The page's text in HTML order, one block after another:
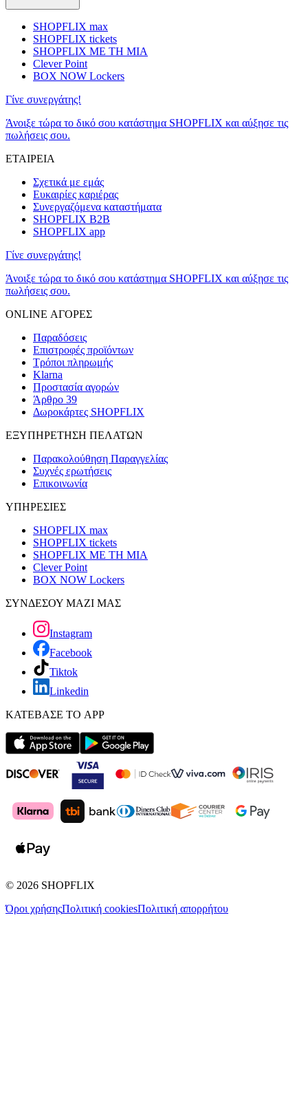
SHOPFLIX max
SHOPFLIX tickets
SHOPFLIX ΜΕ ΤΗ ΜΙΑ
Clever Point
BOX NOW Lockers
Γίνε συνεργάτης!
Άνοιξε τώρα το δικό σου κατάστημα SHOPFLIX και αύξησε τις
πωλήσεις σου.
ΕΤΑΙΡΕΙΑ
Σχετικά με εμάς
Ευκαιρίες καριέρας
Συνεργαζόμενα καταστήματα
SHOPFLIX B2B
SHOPFLIX app
Γίνε συνεργάτης!
Άνοιξε τώρα το δικό σου κατάστημα SHOPFLIX και αύξησε τις
πωλήσεις σου.
ONLINE ΑΓΟΡΕΣ
Παραδόσεις
Επιστροφές προϊόντων
Τρόποι πληρωμής
Klarna
Προστασία αγορών
Άρθρο 39
Δωροκάρτες SHOPFLIX
ΕΞΥΠΗΡΕΤΗΣΗ ΠΕΛΑΤΩΝ
Παρακολούθηση Παραγγελίας
Συχνές ερωτήσεις
Επικοινωνία
ΥΠΗΡΕΣΙΕΣ
SHOPFLIX max
SHOPFLIX tickets
SHOPFLIX ΜΕ ΤΗ ΜΙΑ
Clever Point
BOX NOW Lockers
ΣΥΝΔΕΣΟΥ ΜΑΖΙ ΜΑΣ
Instagram
Facebook
Tiktok
Linkedin
ΚΑΤΕΒΑΣΕ ΤΟ APP
© 2026 SHOPFLIX
Όροι χρήσηςΠολιτική cookiesΠολιτική απορρήτου